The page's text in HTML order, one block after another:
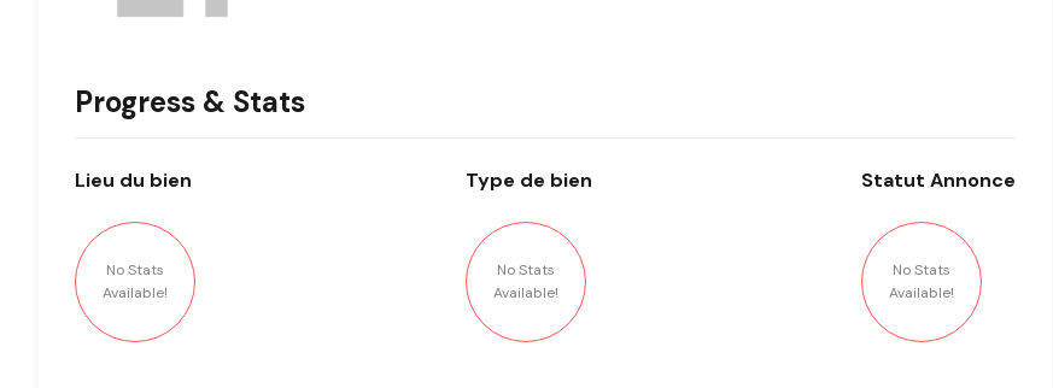
Progress & Stats
Lieu du bien
No Stats
Available!
Type de bien
No Stats
Available!
Statut Annonce
No Stats
Available!